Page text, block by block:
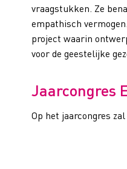
vraagstukken. Ze
empathisch
project waarin
voor de geestelijke
Jaarcongres
Op het jaarcongres